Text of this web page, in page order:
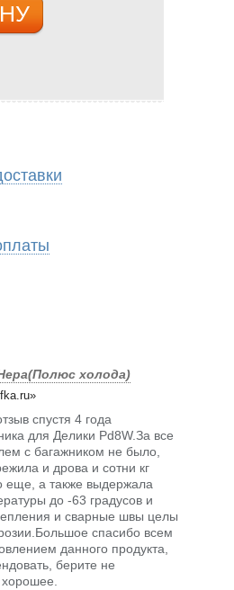
холода)
спустя 4 года
для Делики Pd8W.За все
с багажником не было,
и дрова и сотни кг
еще, а также выдержала
до -63 градусов и
и сварные швы целы
спасибо всем
данного продукта,
берите не
хорошее.